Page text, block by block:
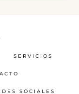
SERVICIOS
SOCIALES